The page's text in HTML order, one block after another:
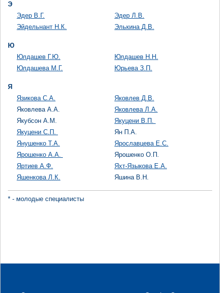
Э
Эдер В.Г.
Эдер Л.В.
Эйдельнант Н.К.
Элькина Д.В.
Ю
Юлдашев Г.Ю.
Юлдашев Н.Н.
Юлдашева М.Г.
Юрьева З.П.
Я
Язикова С.А.
Яковлев Д.В.
Яковлева А.А.
Яковлева Л.А.
Якубсон А.М.
Якуцени В.П.
Якуцени С.П.
Ян П.А.
Янушенко Т.А.
Ярославцева Е.С.
Ярошенко А.А.
Ярошенко О.П.
Яртиев А.Ф.
Яхт-Языкова Е.А.
Яшенкова Л.К.
Яшина В.Н.
* - молодые специалисты